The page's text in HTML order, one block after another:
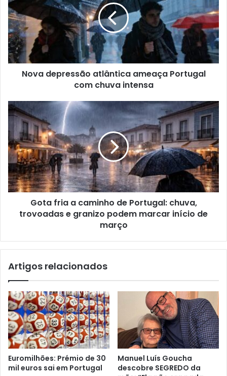
Nova depressão atlântica ameaça Portugal
com chuva intensa
Gota fria a caminho de Portugal: chuva,
trovoadas e granizo podem marcar início de
março
Artigos relacionados
Euromilhões: Prémio de 30
mil euros sai em Portugal
Manuel Luís Goucha
descobre SEGREDO da